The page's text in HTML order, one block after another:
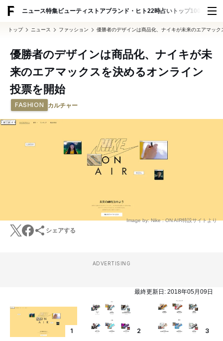
ニュース特集ビューティ ストアブランド・ヒト22時占い トップ100 スナッ
トップ ニュース ファッション 優勝者のデザインは商品化、ナイキが未来のエアマッ
優勝者のデザインは商品化、ナイキが未
来のエアマックスを決めるオンライン
投票を開始
FASHION カルチャー
Image by: Nike : ON AIR特設サイトより
シェアする
ADVERTISING
最終更新日: 2018年05月09日
1 2 3